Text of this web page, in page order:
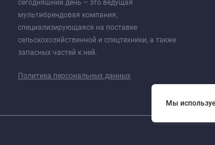
сегодняшний день – это ведущая
мультибрендовая компания,
специализирующаяся на поставке
сельскохозяйственной и спецтехники, а также
запасных частей к ней.
Политика персональных данных
Мы